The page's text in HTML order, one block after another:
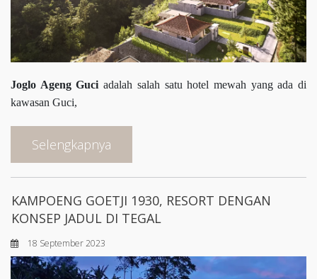
Joglo Ageng Guci adalah salah satu hotel mewah yang ada di
kawasan Guci,
Selengkapnya
KAMPOENG GOETJI 1930, RESORT DENGAN
KONSEP JADUL DI TEGAL
18 September 2023